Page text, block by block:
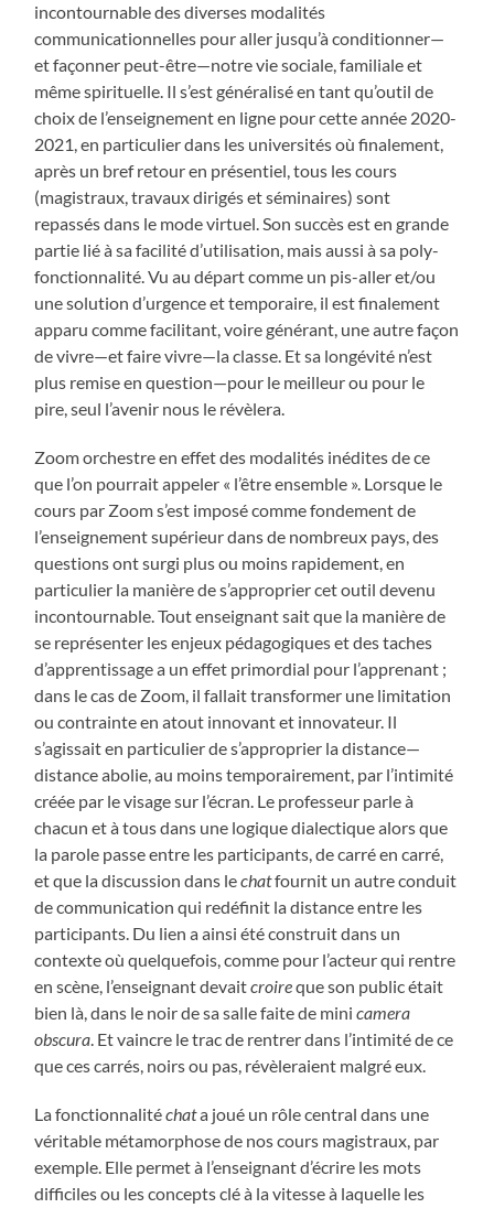
incontournable des diverses modalités
communicationnelles pour aller jusqu’à conditionner—
et façonner peut-être—notre vie sociale, familiale et
même spirituelle. Il s’estgénéralisé en tant qu’outil de
choix de l’enseignement en ligne pour cette année 2020-
2021, en particulier dans les universités où finalement,
après un bref retour en présentiel, tous les cours
(magistraux, travaux dirigés et séminaires) sont
repassés dans le mode virtuel. Son succès est en grande
partie lié à sa facilité d’utilisation, mais aussi à sa poly-
fonctionnalité. Vu au départ comme un pis-aller et/ou
une solution d’urgence et temporaire, il est finalement
apparu comme facilitant, voire générant, une autre façon
de vivre—et faire vivre—la classe. Et sa longévité n’est
plus remise en question—pour le meilleur ou pour le
pire, seul l’avenir nous le révèlera.
Zoom orchestre en effet des modalités inédites de ce
que l’on pourrait appeler « l’être ensemble ». Lorsque le
cours par Zoom s’est imposé comme fondement de
l’enseignement supérieur dans de nombreux pays, des
questions ont surgi plus ou moins rapidement, en
particulier la manière de s’approprier cet outil devenu
incontournable. Tout enseignant sait que la manière de
se représenter les enjeux pédagogiques et des taches
d’apprentissage a un effet primordial pour l’apprenant ;
dans le cas de Zoom, il fallait transformer une limitation
ou contrainte en atout innovant et innovateur. Il
s’agissait en particulier de s’approprier la distance—
distance abolie, au moins temporairement, par l’intimité
créée par le visage sur l’écran. Le professeur parle à
chacun et à tous dans une logique dialectique alors que
la parole passe entre les participants, de carré en carré,
et que la discussion dans lechatfournit un autre conduit
de communication qui redéfinit la distance entre les
participants. Du lien a ainsi été construit dans un
contexte où quelquefois, comme pour l’acteur qui rentre
en scène, l’enseignant devaitcroireque son public était
bien là, dans le noir de sa salle faite de minicamera
obscura. Et vaincre le trac de rentrer dans l’intimité de ce
que ces carrés, noirs ou pas, révèleraient malgré eux.
La fonctionnalitéchata joué un rôle central dans une
véritable métamorphose de nos cours magistraux, par
exemple. Elle permet à l’enseignant d’écrire les mots
difficiles ou les concepts clé à la vitesse à laquelle les